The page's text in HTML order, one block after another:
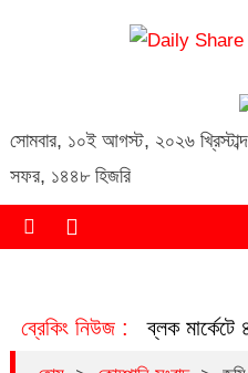
সোমবার, ১০ই আগস্ট, ২০২৬ খ্রিস্টাব্দ
সফর, ১৪৪৮ হিজরি
ব্রেকিং নিউজ : ব্লক মার্কেটে